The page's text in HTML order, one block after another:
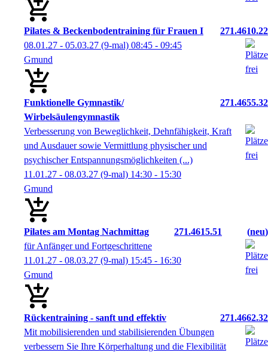
Pilates & Beckenbodentraining für Frauen I
271.4610.22
08.01.27 - 05.03.27 (9-mal) 08:45 - 09:45
Gmund
Funktionelle Gymnastik/
Wirbelsäulengymnastik
271.4655.32
Verbesserung von Beweglichkeit, Dehnfähigkeit, Kraft
und Ausdauer sowie Vermittlung physischer und
psychischer Entspannungsmöglichkeiten (...)
11.01.27 - 08.03.27 (9-mal) 14:30 - 15:30
Gmund
Pilates am Montag Nachmittag 271.4615.51
neu
für Anfänger und Fortgeschrittene
11.01.27 - 08.03.27 (9-mal) 15:45 - 16:30
Gmund
Rückentraining - sanft und effektiv
271.4662.32
Mit mobilisierenden und stabilisierenden Übungen
verbessern Sie Ihre Körperhaltung und die Flexibilität